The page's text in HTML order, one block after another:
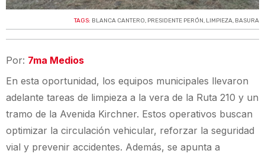
TAGS: BLANCA CANTERO, PRESIDENTE PERÓN, LIMPIEZA, BASURA
Por: 7ma Medios
En esta oportunidad, los equipos municipales llevaron
adelante tareas de limpieza a la vera de la Ruta 210 y un
tramo de la Avenida Kirchner. Estos operativos buscan
optimizar la circulación vehicular, reforzar la seguridad
vial y prevenir accidentes. Además, se apunta a